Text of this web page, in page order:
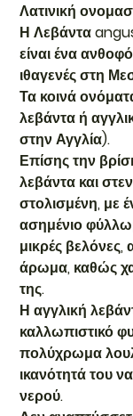
Λατινική
Η Λεβάντα
είναι ένα
ιθαγενές στη
Τα κοινά
λεβάντα ή
στην Αγγλία).
Επίσης την
λεβάντα και
στολισμένη, με
ασημένιο
μικρές βελόνες,
άρωμα, καθώς
της.
Η αγγλική
καλλωπιστικό
πολύχρωμα
ικανότητά του
νερού.